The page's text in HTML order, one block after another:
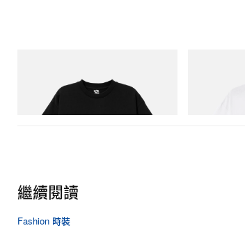
Billionaire Boys Club X Initial D Cotton T-
立即購入
繼續閱讀
Fashion 時裝